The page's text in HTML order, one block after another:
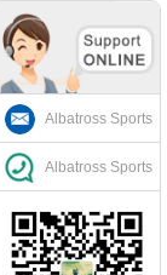
>Golfbold
af
Albatross Sports
Albatross Sports